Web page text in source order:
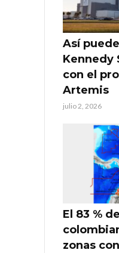
Así
Kennedy
con el
Artemis
julio 2, 2026
El 83 %
zonas